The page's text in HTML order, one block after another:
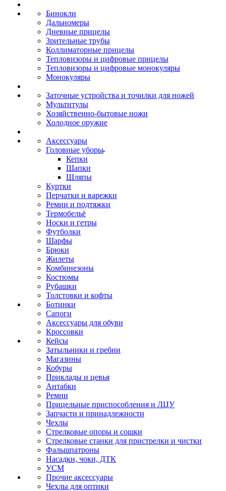
Бинокли
Дальномеры
Дневные прицелы
Зрительные трубы
Коллиматорные прицелы
Тепловизоры и цифровые прицелы
Тепловизоры и цифровые монокуляры
Монокуляры
Заточные устройства и точилки для ножей
Мультитулы
Хозяйственно-бытовые ножи
Холодное оружие
Аксессуары
Головные уборы
Кепки
Шапки
Шляпы
Куртки
Перчатки и варежки
Ремни и подтяжки
Термобельё
Носки и гетры
Футболки
Шарфы
Брюки
Жилеты
Комбинезоны
Костюмы
Рубашки
Толстовки и кофты
Ботинки
Сапоги
Аксессуары для обуви
Кроссовки
Кейсы
Затыльники и гребни
Магазины
Кобуры
Приклады и цевья
Антабки
Ремни
Прицельные приспособления и ЛЦУ
Запчасти и принадлежности
Чехлы
Стрелковые опоры и сошки
Стрелковые станки для пристрелки и чистки
Фальшпатроны
Насадки, чоки, ДТК
УСМ
Прочие аксессуары
Чехлы для оптики